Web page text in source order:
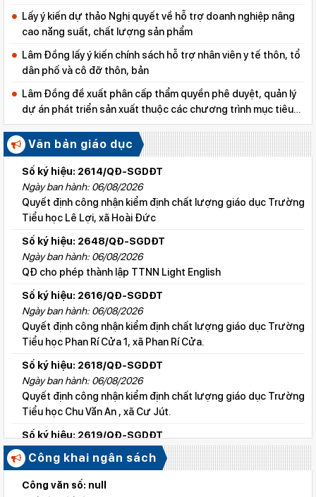
Lấy ý kiến dự thảo Nghị quyết về hỗ trợ doanh nghiệp nâng
cao năng suất, chất lượng sản phẩm
Lâm Đồng lấy ý kiến chính sách hỗ trợ nhân viên y tế thôn, tổ
dân phố và cô đỡ thôn, bản
Lâm Đồng đề xuất phân cấp thẩm quyền phê duyệt, quản lý
dự án phát triển sản xuất thuộc các chương trình mục tiêu
quốc gia
Văn bản giáo dục
Số ký hiệu: 2614/QĐ-SGDĐT
Ngày ban hành: 06/08/2026
Quyết định công nhận kiểm định chất lượng giáo dục Trường
Tiểu học Lê Lợi, xã Hoài Đức
Số ký hiệu: 2648/QĐ-SGDĐT
Ngày ban hành: 06/08/2026
QĐ cho phép thành lập TTNN Light English
Số ký hiệu: 2616/QĐ-SGDĐT
Ngày ban hành: 06/08/2026
Quyết định công nhận kiểm định chất lượng giáo dục Trường
Tiểu học Phan Rí Cửa 1, xã Phan Rí Cửa.
Số ký hiệu: 2618/QĐ-SGDĐT
Ngày ban hành: 06/08/2026
Quyết định công nhận kiểm định chất lượng giáo dục Trường
Tiểu học Chu Văn An , xã Cư Jút.
Số ký hiệu: 2619/QĐ-SGDĐT
Ngày ban hành: 06/08/2026
Quyết định công nhận kiểm định chất lượng giáo dục Trường
Tiểu học Lý Tự Trọng , xã Cư Jút.
Công khai ngân sách
Công văn số: null